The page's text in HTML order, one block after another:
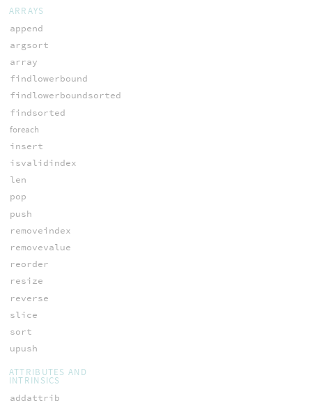
ARRAYS
append
argsort
array
findlowerbound
findlowerboundsorted
findsorted
foreach
insert
isvalidindex
len
pop
push
removeindex
removevalue
reorder
resize
reverse
slice
sort
upush
ATTRIBUTES AND
INTRINSICS
addattrib